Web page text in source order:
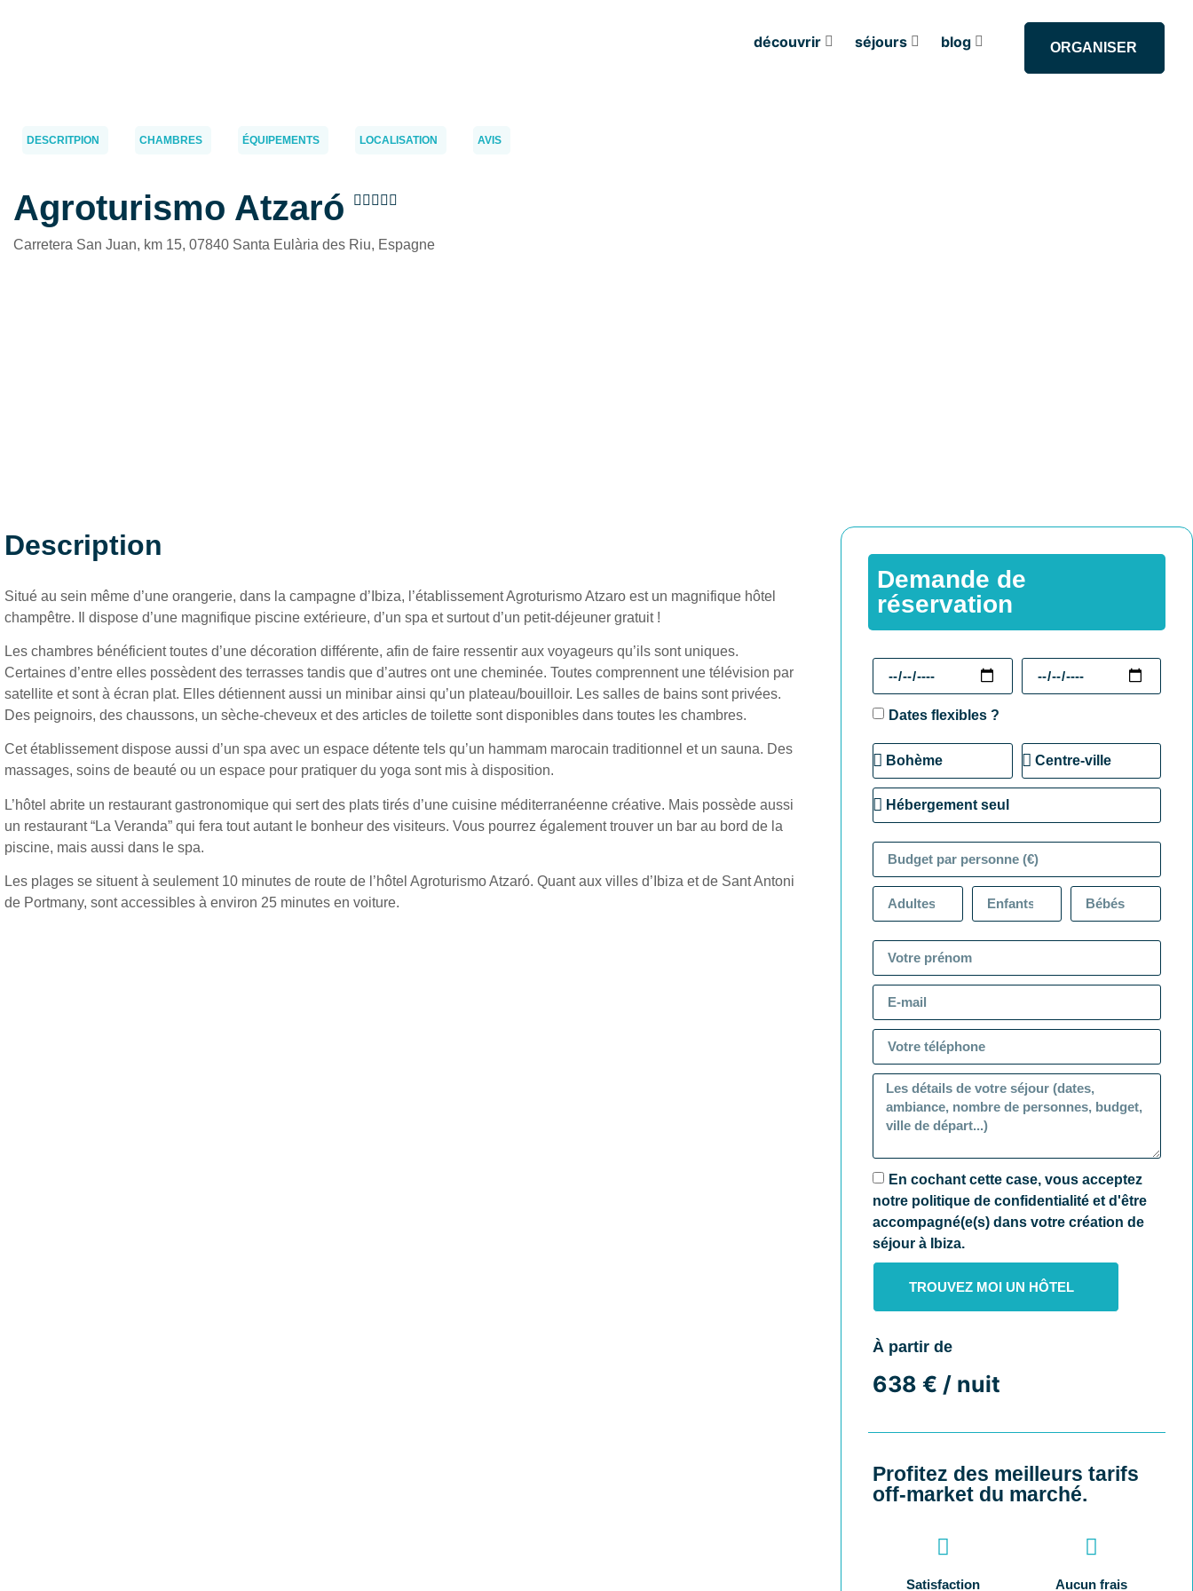
découvrir séjours blog ORGANISER
DESCRITPION CHAMBRES ÉQUIPEMENTS LOCALISATION AVIS
Agroturismo Atzaró     
Carretera San Juan, km 15, 07840 Santa Eulària des Riu, Espagne
Description
Situé au sein même d’une orangerie, dans la campagne d’Ibiza, l’établissement Agroturismo Atzaro est un magnifique hôtel
champêtre. Il dispose d’une magnifique piscine extérieure, d’un spa et surtout d’un petit-déjeuner gratuit !
Les chambres bénéficient toutes d’une décoration différente, afin de faire ressentir aux voyageurs qu’ils sont uniques.
Certaines d’entre elles possèdent des terrasses tandis que d’autres ont une cheminée. Toutes comprennent une télévision par
satellite et sont à écran plat. Elles détiennent aussi un minibar ainsi qu’un plateau/bouilloir. Les salles de bains sont privées.
Des peignoirs, des chaussons, un sèche-cheveux et des articles de toilette sont disponibles dans toutes les chambres.
Cet établissement dispose aussi d’un spa avec un espace détente tels qu’un hammam marocain traditionnel et un sauna. Des
massages, soins de beauté ou un espace pour pratiquer du yoga sont mis à disposition.
L’hôtel abrite un restaurant gastronomique qui sert des plats tirés d’une cuisine méditerranéenne créative. Mais possède aussi
un restaurant “La Veranda” qui fera tout autant le bonheur des visiteurs. Vous pourrez également trouver un bar au bord de la
piscine, mais aussi dans le spa.
Les plages se situent à seulement 10 minutes de route de l’hôtel Agroturismo Atzaró. Quant aux villes d’Ibiza et de Sant Antoni
de Portmany, sont accessibles à environ 25 minutes en voiture.
Demande de
réservation
Dates flexibles ?
En cochant cette case, vous acceptez
notre politique de confidentialité et d'être
accompagné(e(s) dans votre création de
séjour à Ibiza.
TROUVEZ MOI UN HÔTEL
À partir de
638 € / nuit
Profitez des meilleurs tarifs
off-market du marché.
Satisfaction
Aucun frais